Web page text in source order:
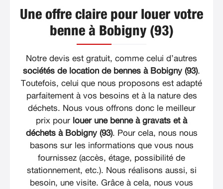
Une offre claire pour louer votre
benne à Bobigny (93)
Notre devis est gratuit, comme celui d’autres
sociétés de location de bennes à Bobigny (93).
Toutefois, celui que nous proposons est adapté
parfaitement à vos besoins et à la nature des
déchets. Nous vous offrons donc le meilleur
prix pour louer une benne à gravats et à
déchets à Bobigny (93). Pour cela, nous nous
basons sur les informations que vous nous
fournissez (accès, étage, possibilité de
stationnement, etc.). Nous réalisons aussi, si
besoin, une visite. Grâce à cela, nous vous